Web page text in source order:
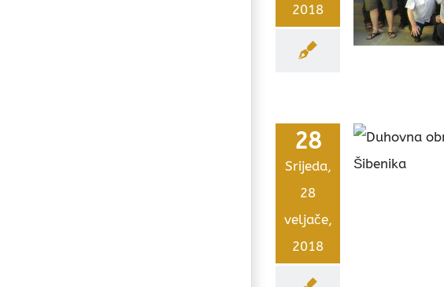
2018
28
Srijeda,
28
veljače,
2018